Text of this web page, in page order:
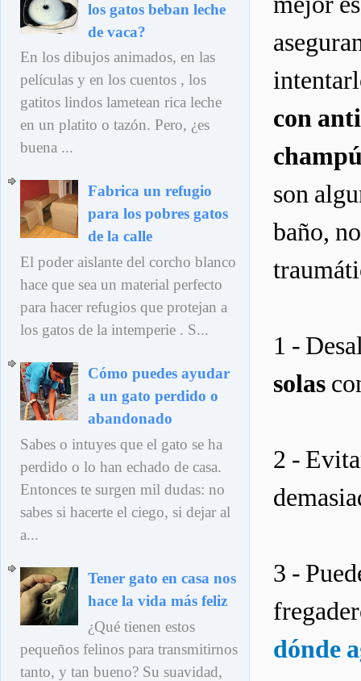
con
son
baño,
1 -
solas
2 -
3 -
dónde
los gatos beban leche
de vaca?
En los dibujos animados, en las
películas y en los cuentos , los
gatitos lindos lametean rica leche
en un platito o tazón. Pero, ¿es
buena ...
Fabrica un refugio
para los pobres gatos
de la calle
El poder aislante del corcho blanco
hace que sea un material perfecto
para hacer refugios que protejan a
los gatos de la intemperie . S...
Cómo puedes ayudar
a un gato perdido o
abandonado
Sabes o intuyes que el gato se ha
perdido o lo han echado de casa.
Entonces te surgen mil dudas: no
sabes si hacerte el ciego, si dejar al
a...
Tener gato en casa nos
hace la vida más feliz
¿Qué tienen estos
pequeños felinos para transmitirnos
tanto, y tan bueno? Su suavidad,